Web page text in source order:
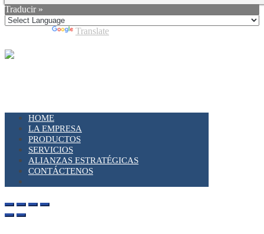
Traducir »
Translate
HOME
LA EMPRESA
PRODUCTOS
SERVICIOS
ALIANZAS ESTRATÉGICAS
CONTÁCTENOS